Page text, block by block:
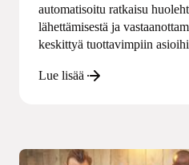
automatisoitu ratkaisu
lähettämisestä ja
keskittyä tuottavimpiin
Lue lisää